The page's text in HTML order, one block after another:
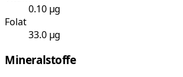
0.10 µg
Folat
33.0 µg
Mineralstoffe